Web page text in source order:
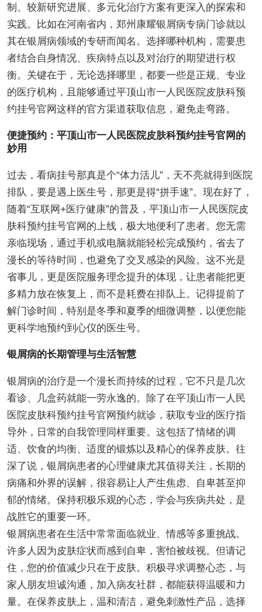
制、较新研究进展、多元化治疗方案有更深入的探索和
实践。比如在河南省内，郑州康耀银屑病专病门诊就以
其在银屑病领域的专研而闻名。选择哪种机构，需要患
者结合自身情况、疾病特点以及对治疗的期望进行权
衡。关键在于，无论选择哪里，都要一些是正规、专业
的医疗机构，且能够通过平顶山市一人民医院皮肤科预
约挂号官网这样的官方渠道获取信息，避免走弯路。
便捷预约：平顶山市一人民医院皮肤科预约挂号官网的
妙用
过去，看病挂号那真是个“体力活儿”，天不亮就得到医院
排队，要是遇上医生号，那更是得“拼手速”。现在好了，
随着“互联网+医疗健康”的普及，平顶山市一人民医院皮
肤科预约挂号官网的上线，极大地便利了患者。您无需
亲临现场，通过手机或电脑就能轻松完成预约，省去了
漫长的等待时间，也避免了交叉感染的风险。这不光是
省事儿，更是医院服务理念提升的体现，让患者能把更
多精力放在恢复上，而不是耗费在排队上。记得提前了
解门诊时间，特别是冬季和夏季的细微调整，以便您能
更科学地预约到心仪的医生号。
银屑病的长期管理与生活智慧
银屑病的治疗是一个漫长而持续的过程，它不只是几次
看诊、几盒药就能一劳永逸的。除了在平顶山市一人民
医院皮肤科预约挂号官网预约就诊，获取专业的医疗指
导外，日常的自我管理同样重要。这包括了情绪的调
适、饮食的均衡、适度的锻炼以及精心的保养皮肤。往
深了说，银屑病患者的心理健康尤其值得关注，长期的
病痛和外界的误解，很容易让人产生焦虑、自卑甚至抑
郁的情绪。保持积极乐观的心态，学会与疾病共处，是
战胜它的重要一环。
银屑病患者在生活中常常面临就业、情感等多重挑战。
许多人因为皮肤症状而感到自卑，害怕被歧视。但请记
住，您的价值减少只在于皮肤。积极寻求调整心态，与
家人朋友坦诚沟通，加入病友社群，都能获得温暖和力
量。在保养皮肤上，温和清洁，避免刺激性产品，选择